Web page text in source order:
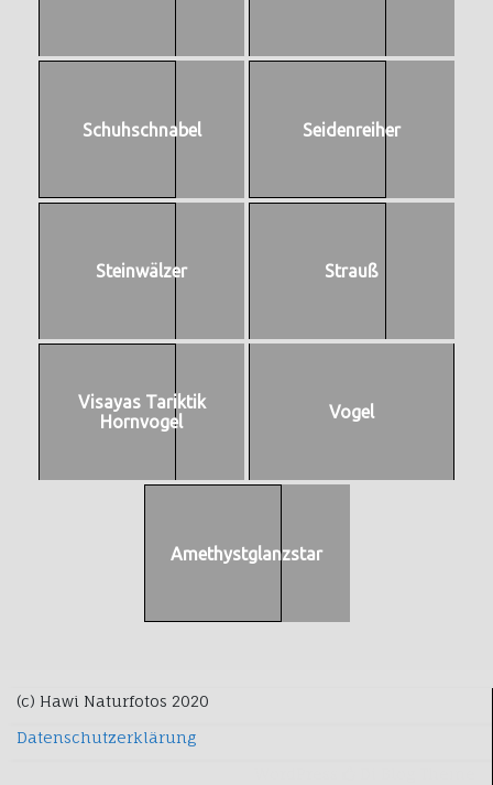
Schuhschnabel Seidenreiher
Steinwälzer Strauß
Visayas Tariktik
Hornvogel
Vogel
Amethystglanzstar
(c) Hawi Naturfotos 2020
Datenschutzerklärung